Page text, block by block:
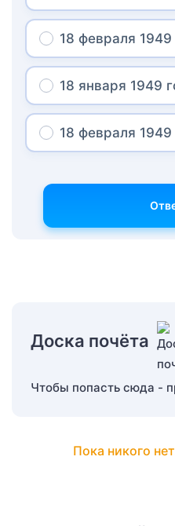
18 февраля 1949
18 января 1949
18 февраля 1949
Доска почёта
Чтобы попасть сюда -
Пока никого